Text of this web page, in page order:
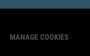
MANAGE COOKIES